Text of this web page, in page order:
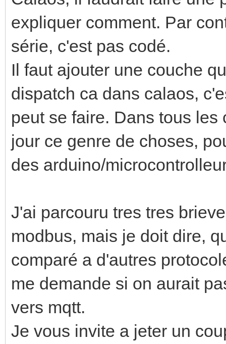
expliquer comment. Par
série, c'est pas codé.
Il faut ajouter une couche
dispatch ca dans calaos,
peut se faire. Dans tous
jour ce genre de choses,
des arduino/
J'ai parcouru tres tres
modbus, mais je doit dire,
comparé a d'autres
me demande si on aurait
vers mqtt.
Je vous invite a jeter un